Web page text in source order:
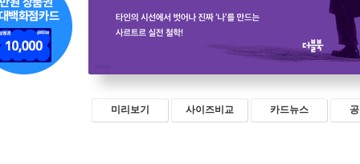
미리보기 사이즈비교 카드뉴스